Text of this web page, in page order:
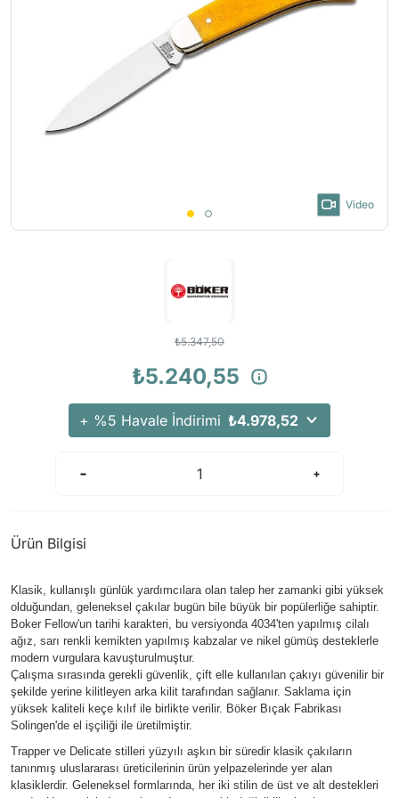
Video
₺5.347,50
₺5.240,55
+ %5 Havale İndirimi ₺4.978,52
Ürün Bilgisi
Klasik, kullanışlı günlük yardımcılara olan talep her zamanki gibi yüksek
olduğundan, geleneksel çakılar bugün bile büyük bir popülerliğe sahiptir.
Boker Fellow'un tarihi karakteri, bu versiyonda 4034'ten yapılmış cilalı
ağız, sarı renkli kemikten yapılmış kabzalar ve nikel gümüş desteklerle
modern vurgulara kavuşturulmuştur.
Çalışma sırasında gerekli güvenlik, çift elle kullanılan çakıyı güvenilir bir
şekilde yerine kilitleyen arka kilit tarafından sağlanır. Saklama için
yüksek kaliteli keçe kılıf ile birlikte verilir. Böker Bıçak Fabrikası
Solingen'de el işçiliği ile üretilmiştir.
Trapper ve Delicate stilleri yüzyılı aşkın bir süredir klasik çakıların
tanınmış uluslararası üreticilerinin ürün yelpazelerinde yer alan
klasiklerdir. Geleneksel formlarında, her iki stilin de üst ve alt destekleri